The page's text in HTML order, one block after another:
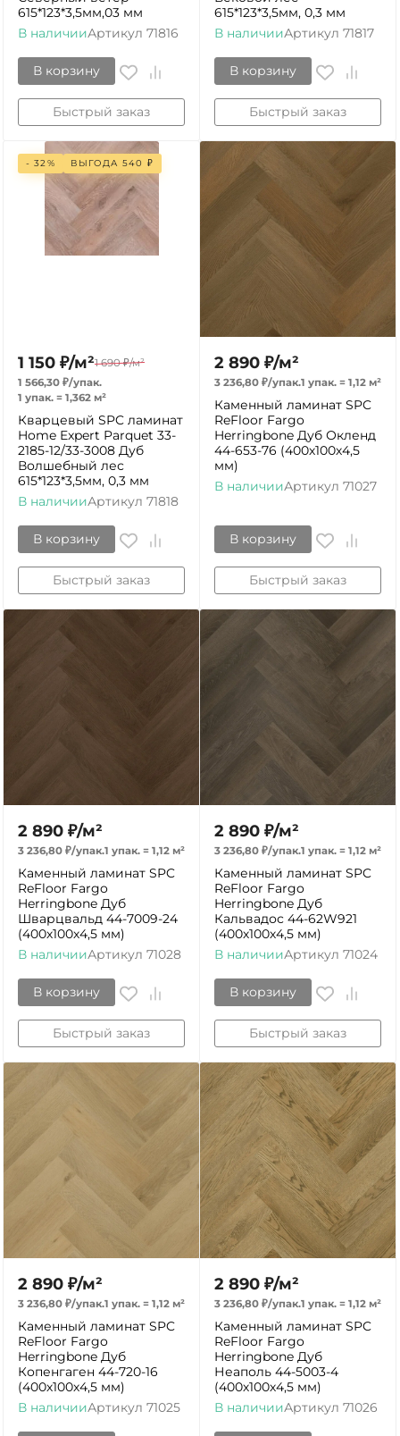
615*123*3,5мм,03 мм
В наличииАртикул 71816
В корзину
Быстрый заказ
615*123*3,5мм, 0,3 мм
В наличииАртикул 71817
В корзину
Быстрый заказ
- 32% ВЫГОДА 540 ₽
1 150 ₽/м²1 690 ₽/м²
1 566,30 ₽/упак.
1 упак. = 1,362 м²
Кварцевый SPC ламинат
Home Expert Parquet 33-
2185-12/33-3008 Дуб
Волшебный лес
615*123*3,5мм, 0,3 мм
В наличииАртикул 71818
В корзину
Быстрый заказ
2 890 ₽/м²
3 236,80 ₽/упак.1 упак. = 1,12 м²
Каменный ламинат SPC
ReFloor Fargo
Herringbone Дуб Окленд
44-653-76 (400х100х4,5
мм)
В наличииАртикул 71027
В корзину
Быстрый заказ
2 890 ₽/м²
3 236,80 ₽/упак.1 упак. = 1,12 м²
Каменный ламинат SPC
ReFloor Fargo
Herringbone Дуб
Шварцвальд 44-7009-24
(400х100х4,5 мм)
В наличииАртикул 71028
В корзину
Быстрый заказ
2 890 ₽/м²
3 236,80 ₽/упак.1 упак. = 1,12 м²
Каменный ламинат SPC
ReFloor Fargo
Herringbone Дуб
Кальвадос 44-62W921
(400х100х4,5 мм)
В наличииАртикул 71024
В корзину
Быстрый заказ
2 890 ₽/м²
3 236,80 ₽/упак.1 упак. = 1,12 м²
Каменный ламинат SPC
ReFloor Fargo
Herringbone Дуб
Копенгаген 44-720-16
(400х100х4,5 мм)
В наличииАртикул 71025
2 890 ₽/м²
3 236,80 ₽/упак.1 упак. = 1,12 м²
Каменный ламинат SPC
ReFloor Fargo
Herringbone Дуб
Неаполь 44-5003-4
(400х100х4,5 мм)
В наличииАртикул 71026